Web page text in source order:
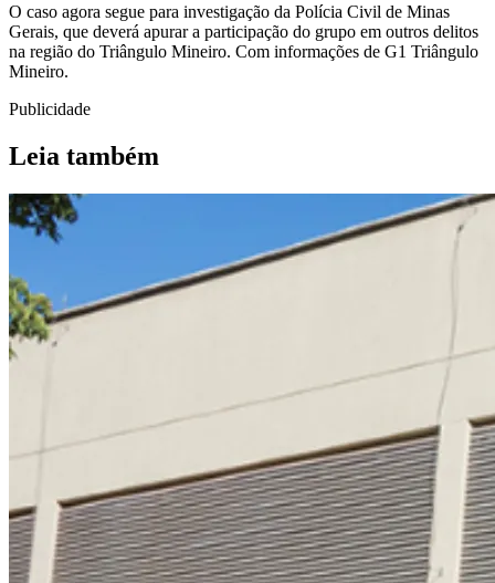
O caso agora segue para investigação da Polícia Civil de Minas
Gerais, que deverá apurar a participação do grupo em outros delitos
na região do Triângulo Mineiro. Com informações de G1 Triângulo
Mineiro.
Publicidade
Leia também